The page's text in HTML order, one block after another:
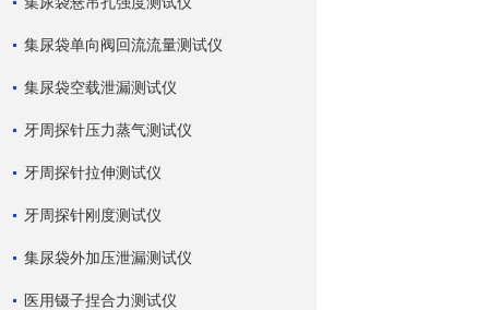
集尿袋单向阀回流流量测试仪
集尿袋空载泄漏测试仪
牙周探针压力蒸气测试仪
牙周探针拉伸测试仪
牙周探针刚度测试仪
集尿袋外加压泄漏测试仪
医用镊子捏合力测试仪